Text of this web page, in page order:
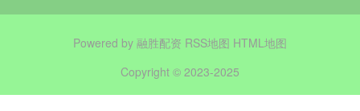
Powered by 融胜配资 RSS地图 HTML地图
Copyright © 2023-2025